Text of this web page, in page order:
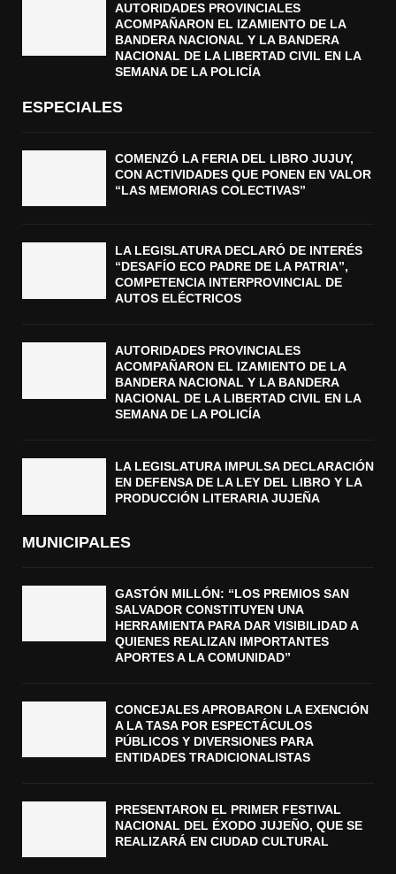
AUTORIDADES PROVINCIALES
ACOMPAÑARON EL IZAMIENTO DE LA
BANDERA NACIONAL Y LA BANDERA
NACIONAL DE LA LIBERTAD CIVIL EN LA
SEMANA DE LA POLICÍA
ESPECIALES
COMENZÓ LA FERIA DEL LIBRO JUJUY,
CON ACTIVIDADES QUE PONEN EN VALOR
“LAS MEMORIAS COLECTIVAS”
LA LEGISLATURA DECLARÓ DE INTERÉS
“DESAFÍO ECO PADRE DE LA PATRIA”,
COMPETENCIA INTERPROVINCIAL DE
AUTOS ELÉCTRICOS
AUTORIDADES PROVINCIALES
ACOMPAÑARON EL IZAMIENTO DE LA
BANDERA NACIONAL Y LA BANDERA
NACIONAL DE LA LIBERTAD CIVIL EN LA
SEMANA DE LA POLICÍA
LA LEGISLATURA IMPULSA DECLARACIÓN
EN DEFENSA DE LA LEY DEL LIBRO Y LA
PRODUCCIÓN LITERARIA JUJEÑA
MUNICIPALES
GASTÓN MILLÓN: “LOS PREMIOS SAN
SALVADOR CONSTITUYEN UNA
HERRAMIENTA PARA DAR VISIBILIDAD A
QUIENES REALIZAN IMPORTANTES
APORTES A LA COMUNIDAD”
CONCEJALES APROBARON LA EXENCIÓN
A LA TASA POR ESPECTÁCULOS
PÚBLICOS Y DIVERSIONES PARA
ENTIDADES TRADICIONALISTAS
PRESENTARON EL PRIMER FESTIVAL
NACIONAL DEL ÉXODO JUJEÑO, QUE SE
REALIZARÁ EN CIUDAD CULTURAL